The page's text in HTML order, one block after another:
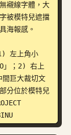
襯線字體，大
被模特兒遮擋
海報感。
左上角小
」；2) 右上
間巨大裁切文
分位於模特兒
；8) 中央下方